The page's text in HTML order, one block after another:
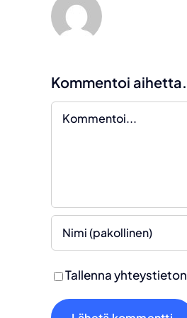
Kommentoi
Kommentti
Tallenna